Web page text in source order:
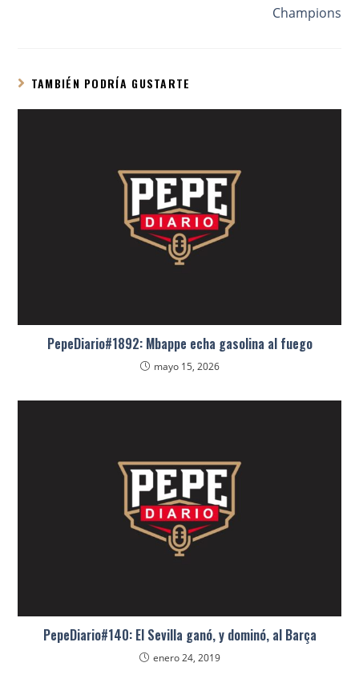
Champions
TAMBIÉN PODRÍA GUSTARTE
PepeDiario#1892: Mbappe echa gasolina al fuego
mayo 15, 2026
PepeDiario#140: El Sevilla ganó, y dominó, al Barça
enero 24, 2019